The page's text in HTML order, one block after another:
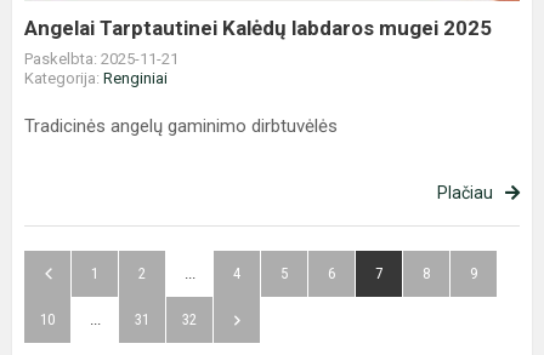
Angelai Tarptautinei Kalėdų labdaros mugei 2025
Paskelbta: 2025-11-21
Kategorija: Renginiai
Tradicinės angelų gaminimo dirbtuvėlės
Plačiau
1 2 ... 4 5 6 7 8 9
10 ... 31 32